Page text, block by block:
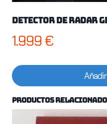
Detector de radar
1.999 €
Productos